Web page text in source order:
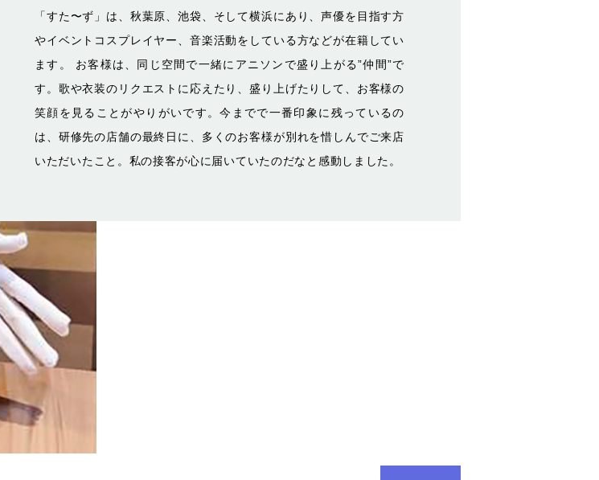
「すた〜ず」は、秋葉原、池袋、そして横浜にあり、声優を目指す方
やイベントコスプレイヤー、音楽活動をしている方などが在籍してい
ます。 お客様は、同じ空間で一緒にアニソンで盛り上がる”仲間”で
す。歌や衣装のリクエストに応えたり、盛り上げたりして、お客様の
笑顔を見ることがやりがいです。今までで一番印象に残っているの
は、研修先の店舗の最終日に、多くのお客様が別れを惜しんでご来店
いただいたこと。私の接客が心に届いていたのだなと感動しました。